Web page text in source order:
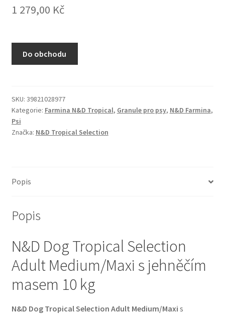
N&D Farmina pro kočky — Italské holistic krmivo
Pamlsky pro kočky
Royal Canin pro kočky
Boudy a výběhy
Bozita pro psy — Švédské krmivo s nordickou kvalitou
1 279,00 Kč
Do obchodu
SKU: 39821028977
Kategorie: Farmina N&D Tropical, Granule pro psy, N&D Farmina,
Psi
Značka: N&D Tropical Selection
Popis
Popis
N&D Dog Tropical Selection
Adult Medium/Maxi s jehněčím
masem 10 kg
N&D Dog Tropical Selection Adult Medium/Maxi s